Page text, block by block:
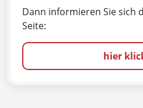
Dann informieren Sie sich
Seite:
hier